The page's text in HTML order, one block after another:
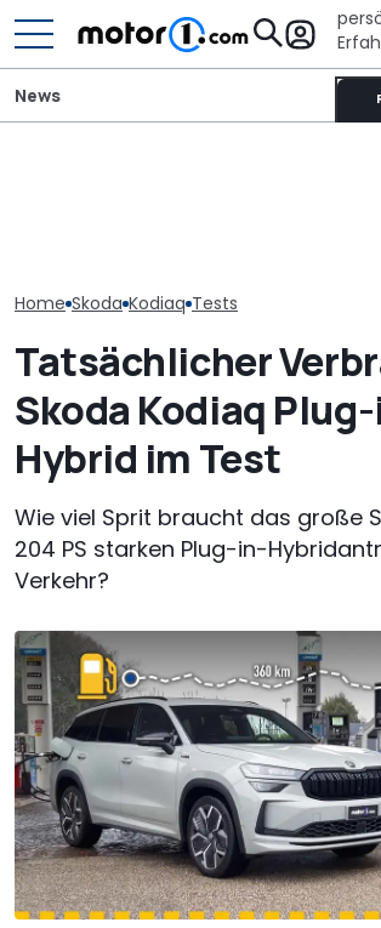
News
Home Skoda Kodiaq Tests
Tatsächlicher
Skoda Kodiaq
Hybrid im Test
Wie viel Sprit braucht das große
204 PS starken Plug-in-
Verkehr?